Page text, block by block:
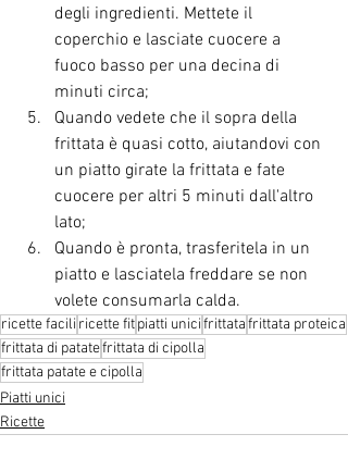
degli ingredienti. Mettete il
coperchio e lasciate cuocere a
fuoco basso per una decina di
minuti circa;
Quando vedete che il sopra della
frittata è quasi cotto, aiutandovi con
un piatto girate la frittata e fate
cuocere per altri 5 minuti dall'altro
lato;
Quando è pronta, trasferitela in un
piatto e lasciatela freddare se non
volete consumarla calda.
ricette facili ricette fitpiatti unicifrittatafrittata proteica
frittata di patatefrittata di cipolla
frittata patate e cipolla
Piatti unici
Ricette